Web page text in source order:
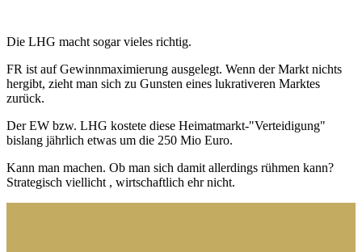
Die LHG macht sogar vieles richtig.
FR ist auf Gewinnmaximierung ausgelegt. Wenn der Markt nichts
hergibt, zieht man sich zu Gunsten eines lukrativeren Marktes
zurück.
Der EW bzw. LHG kostete diese Heimatmarkt-"Verteidigung"
bislang jährlich etwas um die 250 Mio Euro.
Kann man machen. Ob man sich damit allerdings rühmen kann?
Strategisch viellicht , wirtschaftlich ehr nicht.